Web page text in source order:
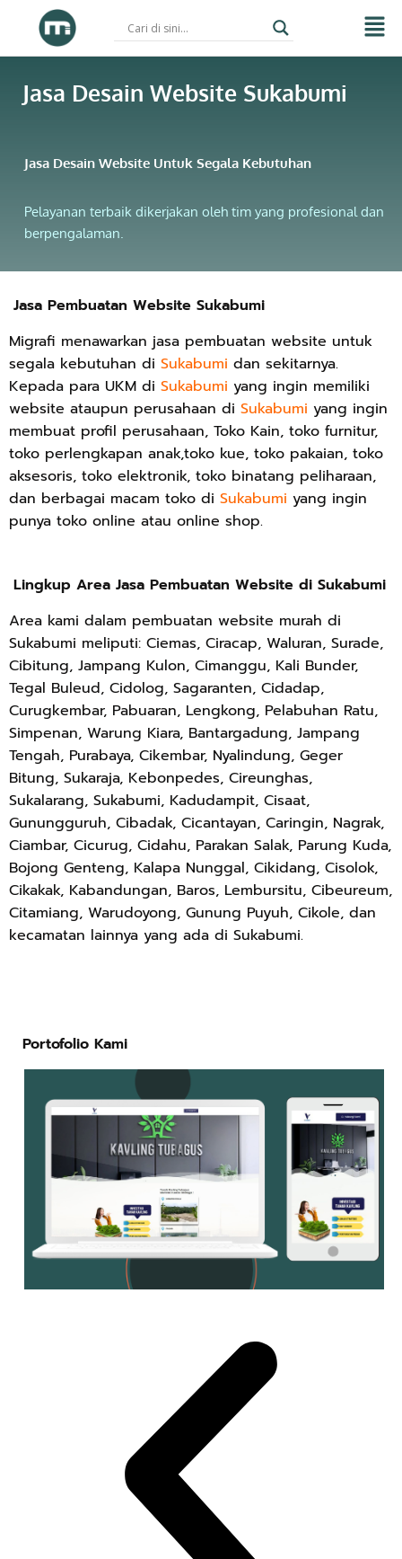
content
Jasa Desain Website Sukabumi
Jasa Desain Website Untuk Segala Kebutuhan
Pelayanan terbaik dikerjakan oleh tim yang profesional dan
berpengalaman.
Jasa Pembuatan Website Sukabumi
Migrafi menawarkan jasa pembuatan website untuk
segala kebutuhan di Sukabumi dan sekitarnya.
Kepada para UKM di Sukabumi yang ingin memiliki
website ataupun perusahaan di Sukabumi yang ingin
membuat profil perusahaan, Toko Kain, toko furnitur,
toko perlengkapan anak,toko kue, toko pakaian, toko
aksesoris, toko elektronik, toko binatang peliharaan,
dan berbagai macam toko di Sukabumi yang ingin
punya toko online atau online shop.
Lingkup Area Jasa Pembuatan Website di Sukabumi
Area kami dalam pembuatan website murah di
Sukabumi meliputi: Ciemas, Ciracap, Waluran, Surade,
Cibitung, Jampang Kulon, Cimanggu, Kali Bunder,
Tegal Buleud, Cidolog, Sagaranten, Cidadap,
Curugkembar, Pabuaran, Lengkong, Pelabuhan Ratu,
Simpenan, Warung Kiara, Bantargadung, Jampang
Tengah, Purabaya, Cikembar, Nyalindung, Geger
Bitung, Sukaraja, Kebonpedes, Cireunghas,
Sukalarang, Sukabumi, Kadudampit, Cisaat,
Gunungguruh, Cibadak, Cicantayan, Caringin, Nagrak,
Ciambar, Cicurug, Cidahu, Parakan Salak, Parung Kuda,
Bojong Genteng, Kalapa Nunggal, Cikidang, Cisolok,
Cikakak, Kabandungan, Baros, Lembursitu, Cibeureum,
Citamiang, Warudoyong, Gunung Puyuh, Cikole, dan
kecamatan lainnya yang ada di Sukabumi.
Portofolio Kami